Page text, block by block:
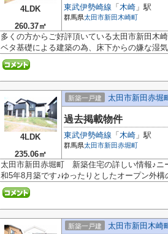
4LDK
260.37㎡
東武伊勢崎線 「 木崎 」駅
群馬県太田市新田木崎町
多くの方からご好評頂いている太田市新田木
ベタ基礎による建築の為、床下からの嫌な湿
4LDK
235.06㎡
新築一戸建 太田市新田赤
過去掲載物件
東武伊勢崎線 「 木崎 」駅
群馬県太田市新田赤堀町
太田市新田赤堀町 新築住宅の詳しい情報♪ニ
和5年8月築です♪ゆったりとしたオープン外
新築一戸建 太田市新田木